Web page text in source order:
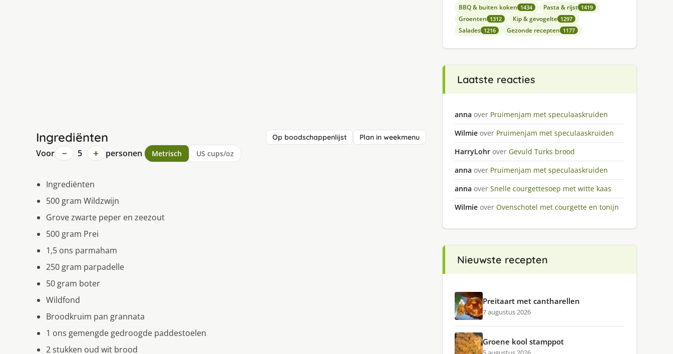
Ingrediënten Op boodschappenlijst Plan in weekmenu
Voor − 5 + personen Metrisch US cups/oz
Ingrediënten
500 gram Wildzwijn
Grove zwarte peper en zeezout
500 gram Prei
1,5 ons parmaham
250 gram parpadelle
50 gram boter
Wildfond
Broodkruim pan grannata
1 ons gemengde gedroogde paddestoelen
2 stukken oud wit brood
BBQ & buiten koken 1434 Pasta & rijst 1419
Groenten 1312 Kip & gevogelte 1297
Salades 1216 Gezonde recepten 1177
Laatste reacties
anna over Pruimenjam met speculaaskruiden
Wilmie over Pruimenjam met speculaaskruiden
HarryLohr over Gevuld Turks brood
anna over Pruimenjam met speculaaskruiden
anna over Snelle courgettesoep met witte kaas
Wilmie over Ovenschotel met courgette en tonijn
Nieuwste recepten
Preitaart met cantharellen
7 augustus 2026
Groene kool stamppot